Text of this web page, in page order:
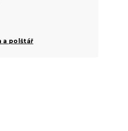
a polštář